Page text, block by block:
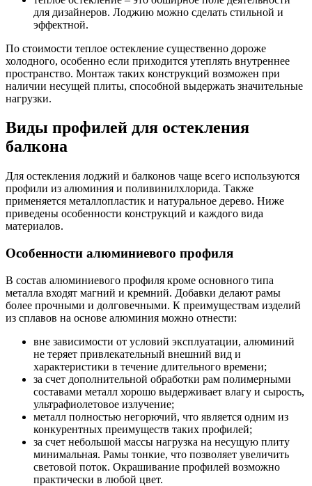
для дизайнеров. Лоджию можно сделать стильной и
эффектной.
По стоимости теплое остекление существенно дороже
холодного, особенно если приходится утеплять внутреннее
пространство. Монтаж таких конструкций возможен при
наличии несущей плиты, способной выдержать значительные
нагрузки.
Виды профилей для остекления
балкона
Для остекления лоджий и балконов чаще всего используются
профили из алюминия и поливинилхлорида. Также
применяется металлопластик и натуральное дерево. Ниже
приведены особенности конструкций и каждого вида
материалов.
Особенности алюминиевого профиля
В состав алюминиевого профиля кроме основного типа
металла входят магний и кремний. Добавки делают рамы
более прочными и долговечными. К преимуществам изделий
из сплавов на основе алюминия можно отнести:
вне зависимости от условий эксплуатации, алюминий
не теряет привлекательный внешний вид и
характеристики в течение длительного времени;
за счет дополнительной обработки рам полимерными
составами металл хорошо выдерживает влагу и сырость,
ультрафиолетовое излучение;
металл полностью негорючий, что является одним из
конкурентных преимуществ таких профилей;
за счет небольшой массы нагрузка на несущую плиту
минимальная. Рамы тонкие, что позволяет увеличить
световой поток. Окрашивание профилей возможно
практически в любой цвет.